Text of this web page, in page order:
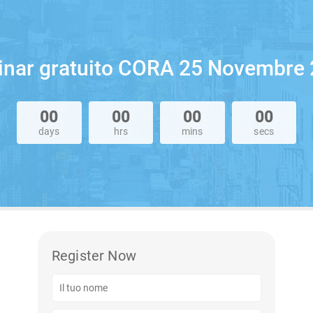
gratuito CORA 25 Novembre
00
days
00
hrs
00
mins
00
secs
Register Now